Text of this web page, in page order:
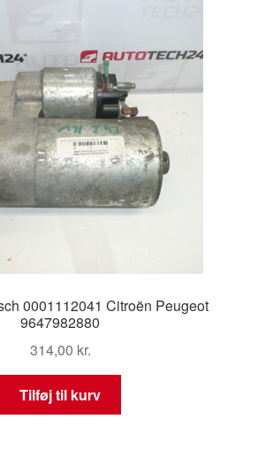
0001112041 Citroën Peugeot
9647982880
314,00 kr.
Tilføj til kurv